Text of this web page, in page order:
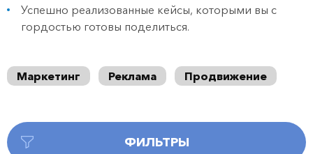
Успешно реализованные кейсы, которыми вы с
гордостью готовы поделиться.
Маркетинг Реклама Продвижение
ФИЛЬТРЫ